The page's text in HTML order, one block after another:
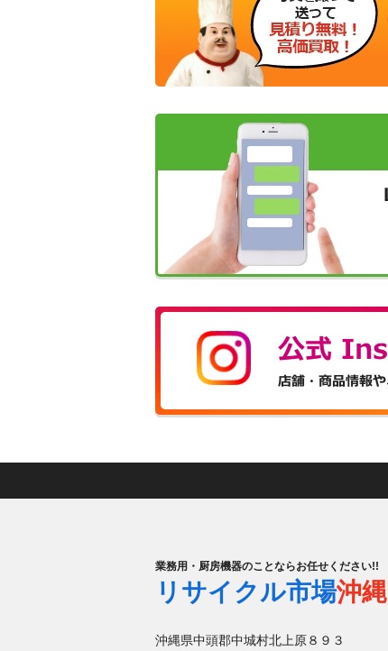
業務用・厨房機器のことならお任せください!!
リサイクル市場沖縄
沖縄県中頭郡中城村北上原８９３